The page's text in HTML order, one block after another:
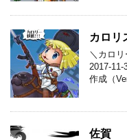
カロリ
＼カロリ
2017-
作成（
佐賀